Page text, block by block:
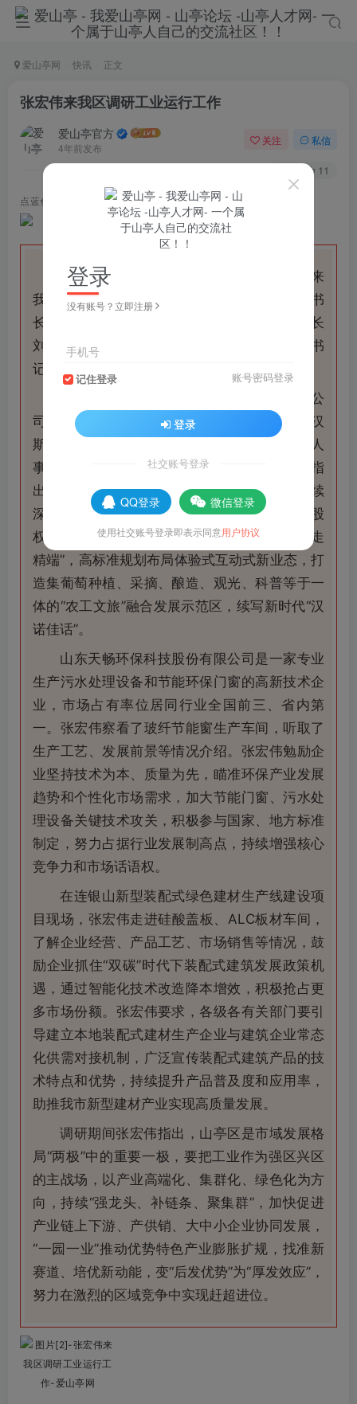
爱山亭网 快讯 正文
张宏伟来我区调研工业运行工作
爱山亭官方
4年前发布
关注 私信
11
点蓝色字关注 “山亭快报”
6月25日上午，市委副书记、市长张宏伟来
我区调研工业运行工作。市政府党组成员、秘书
长李玉森，区委书记王德海，区委副书记、区长
刘洪鹏，区政府党组副书记、开发区党工委书
记、管委会主任齐健等陪同。
张宏伟先后考察了汉诺庄园旅游开发有限公
司和汉诺佳池酒业股份有限公司，重温诺博和汉
斯两位德国友人来枣庄传授葡萄栽培技术的感人
事迹，随后参观了佳池酒业生产线。张宏伟指
出，企业要充分发掘“汉诺故事”文化内涵，持续
深化对外交流合作，积极引进战略投资者优化股
权结构，坚持“一产向后延、二产两头连、三产走
精端”，高标准规划布局体验式互动式新业态，打
造集葡萄种植、采摘、酿造、观光、科普等于一
体的“农工文旅”融合发展示范区，续写新时代“汉
诺佳话”。
山东天畅环保科技股份有限公司是一家专业
生产污水处理设备和节能环保门窗的高新技术企
业，市场占有率位居同行业全国前三、省内第
一。张宏伟察看了玻纤节能窗生产车间，听取了
生产工艺、发展前景等情况介绍。张宏伟勉励企
业坚持技术为本、质量为先，瞄准环保产业发展
趋势和个性化市场需求，加大节能门窗、污水处
理设备关键技术攻关，积极参与国家、地方标准
制定，努力占据行业发展制高点，持续增强核心
竞争力和市场话语权。
在连银山新型装配式绿色建材生产线建设项
目现场，张宏伟走进硅酸盖板、ALC板材车间，
了解企业经营、产品工艺、市场销售等情况，鼓
励企业抓住“双碳”时代下装配式建筑发展政策机
遇，通过智能化技术改造降本增效，积极抢占更
多市场份额。张宏伟要求，各级各有关部门要引
导建立本地装配式建材生产企业与建筑企业常态
化供需对接机制，广泛宣传装配式建筑产品的技
术特点和优势，持续提升产品普及度和应用率，
助推我市新型建材产业实现高质量发展。
调研期间张宏伟指出，山亭区是市域发展格
局“两极”中的重要一极，要把工业作为强区兴区
的主战场，以产业高端化、集群化、绿色化为方
向，持续“强龙头、补链条、聚集群”，加快促进
产业链上下游、产供销、大中小企业协同发展，
“一园一业”推动优势特色产业膨胀扩规，找准新
赛道、培优新动能，变“后发优势”为“厚发效应”，
努力在激烈的区域竞争中实现赶超进位。
登录
没有账号？立即注册
手机号
记住登录 账号密码登录
登录
社交账号登录
QQ登录 微信登录
使用社交账号登录即表示同意用户协议